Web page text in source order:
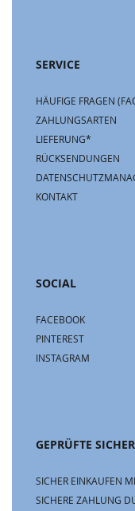
SERVICE
HÄUFIGE FRAGEN
ZAHLUNGSARTEN
LIEFERUNG*
RÜCKSENDUNGEN
KONTAKT
SOCIAL
FACEBOOK
PINTEREST
INSTAGRAM
GEPRÜFTE
SICHER EINKAUFEN
SICHERE ZAHLUNG